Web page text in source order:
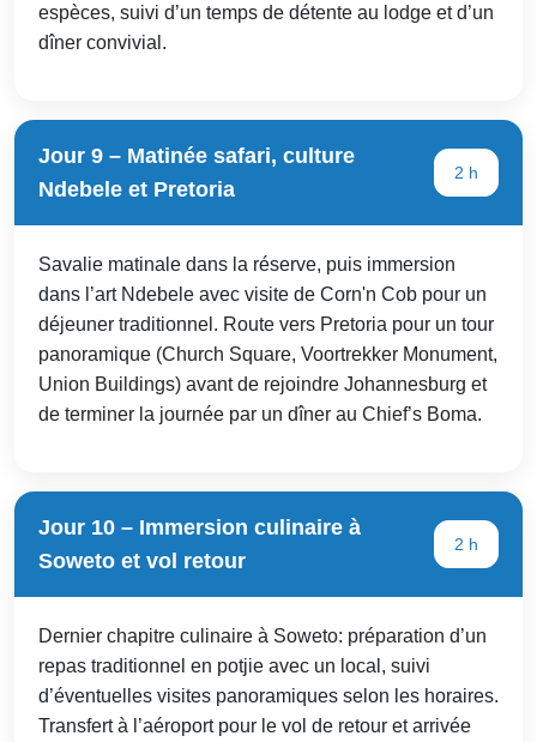
espèces, suivi d’un temps de détente au lodge et d’un
dîner convivial.
Jour 9 – Matinée safari, culture
Ndebele et Pretoria
2 h
Savalie matinale dans la réserve, puis immersion
dans l’art Ndebele avec visite de Corn'n Cob pour un
déjeuner traditionnel. Route vers Pretoria pour un tour
panoramique (Church Square, Voortrekker Monument,
Union Buildings) avant de rejoindre Johannesburg et
de terminer la journée par un dîner au Chief’s Boma.
Jour 10 – Immersion culinaire à
Soweto et vol retour
2 h
Dernier chapitre culinaire à Soweto: préparation d’un
repas traditionnel en potjie avec un local, suivi
d’éventuelles visites panoramiques selon les horaires.
Transfert à l’aéroport pour le vol de retour et arrivée